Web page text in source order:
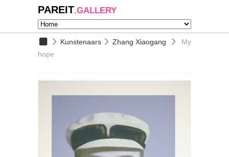
PAREIT.GALLERY
Kunstenaars Zhang Xiaogang
My
hope